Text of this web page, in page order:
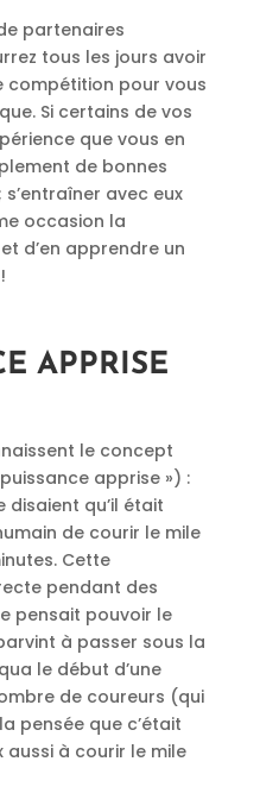
partenaires
tous les jours avoir
compétition pour vous
Si certains de vos
que vous en
de bonnes
avec eux
occasion la
d’en apprendre un
APPRISE
le concept
apprise ») :
disaient qu’il était
de courir le mile
Cette
pendant des
pensait pouvoir le
à passer sous la
le début d’une
de coureurs (qui
pensée que c’était
aussi à courir le mile